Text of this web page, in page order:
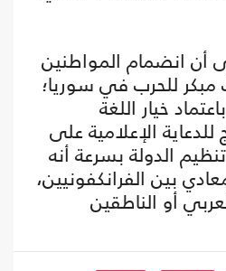
أن انضمام المواطنين
للحرب في سوريا؛
خيار اللغة
الإعلامية على
الدولة بسرعة أنه
بين الفرانكفونيين،
أو الناطقين